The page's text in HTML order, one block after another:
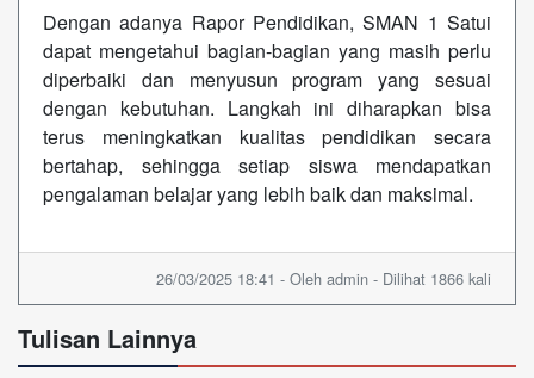
Dengan adanya Rapor Pendidikan, SMAN 1 Satui
dapat mengetahui bagian-bagian yang masih perlu
diperbaiki dan menyusun program yang sesuai
dengan kebutuhan. Langkah ini diharapkan bisa
terus meningkatkan kualitas pendidikan secara
bertahap, sehingga setiap siswa mendapatkan
pengalaman belajar yang lebih baik dan maksimal.
26/03/2025 18:41 - Oleh admin - Dilihat 1866 kali
Tulisan Lainnya